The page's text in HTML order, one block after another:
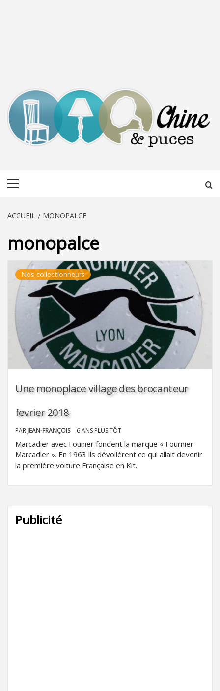
ACCUEIL MONOPALCE
monopalce
Nos collectionneurs
Une monoplace village des brocanteur
fevrier 2018
PAR JEAN-FRANÇOIS 6 ANS PLUS TÔT
Marcadier avec Founier fondent la marque « Fournier
Marcadier ». En 1963 ils dévoilèrent ce qui allait devenir
la première voiture Française en Kit.
Publicité